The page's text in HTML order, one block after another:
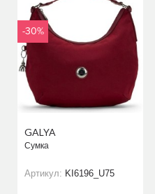
-30%
GALYA
Сумка
Артикул: KI6196_U75